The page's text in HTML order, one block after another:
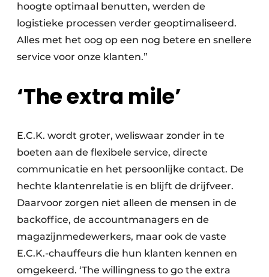
hoogte optimaal benutten, werden de
logistieke processen verder geoptimaliseerd.
Alles met het oog op een nog betere en snellere
service voor onze klanten.”
‘The extra mile’
E.C.K. wordt groter, weliswaar zonder in te
boeten aan de flexibele service, directe
communicatie en het persoonlijke contact. De
hechte klantenrelatie is en blijft de drijfveer.
Daarvoor zorgen niet alleen de mensen in de
backoffice, de accountmanagers en de
magazijnmedewerkers, maar ook de vaste
E.C.K.-chauffeurs die hun klanten kennen en
omgekeerd. ‘The willingness to go the extra